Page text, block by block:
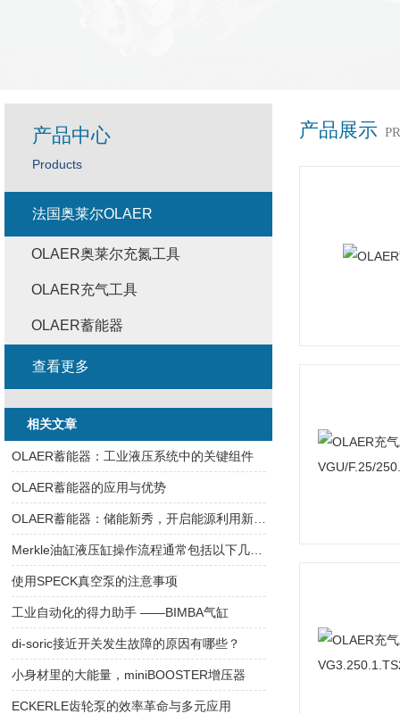
产品展示
产品中心
Products
法国奥莱尔OLAER
OLAER奥莱尔充氮工具
OLAER充气工具
OLAER蓄能器
查看更多
相关文章
OLAER蓄能器：工业液压系统中的关键组件
OLAER蓄能器的应用与优势
OLAER蓄能器：储能新秀，开启能源利用新篇章
Merkle油缸液压缸操作流程通常包括以下几个步骤
使用SPECK真空泵的注意事项
工业自动化的得力助手 ——BIMBA气缸
di-soric接近开关发生故障的原因有哪些？
小身材里的大能量，miniBOOSTER增压器
ECKERLE齿轮泵的效率革命与多元应用